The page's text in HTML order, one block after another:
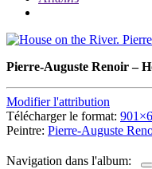
Pierre-Auguste Renoir–
Modifier l'attribution
Télécharger le format:
Peintre: Pierre-Auguste
Navigation dans l'album: